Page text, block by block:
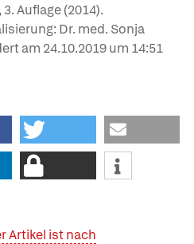
Auflage (2014).
Dr. med. Sonja
am 24.10.2019um 14:51
Artikel ist nach